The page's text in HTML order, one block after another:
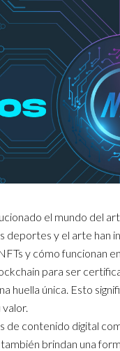
el mundo del
deportes y el arte han
y cómo funcionan
para ser
huella única. Esto
de contenido digital
brindan una